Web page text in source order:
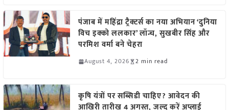
पंजाब में महिंद्रा ट्रैक्टर्स का नया अभियान ‘दुनिया
विच इक्को ललकार’ लॉन्च, सुखबीर सिंह और
परमिश वर्मा बने चेहरा
August 4, 2026 2 min read
कृषि यंत्रों पर सब्सिडी चाहिए? आवेदन की
आखिरी तारीख 4 अगस्त, जल्द करें अप्लाई